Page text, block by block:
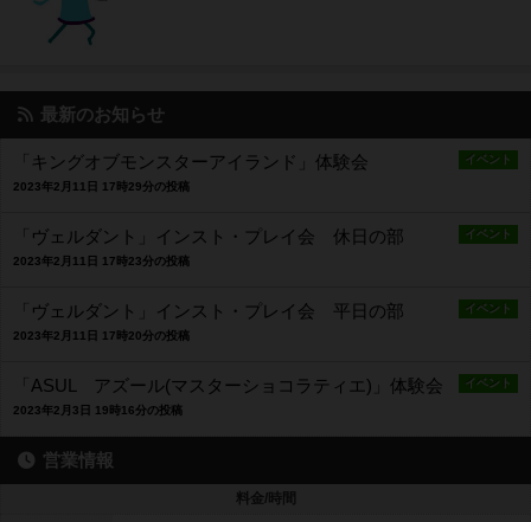
最新のお知らせ
イベント
「キングオブモンスターアイランド」体験会
2023年2月11日 17時29分の投稿
イベント
「ヴェルダント」インスト・プレイ会 休日の部
2023年2月11日 17時23分の投稿
イベント
「ヴェルダント」インスト・プレイ会 平日の部
2023年2月11日 17時20分の投稿
イベント
「ASUL アズール(マスターショコラティエ)」体験会
2023年2月3日 19時16分の投稿
営業情報
料金/時間